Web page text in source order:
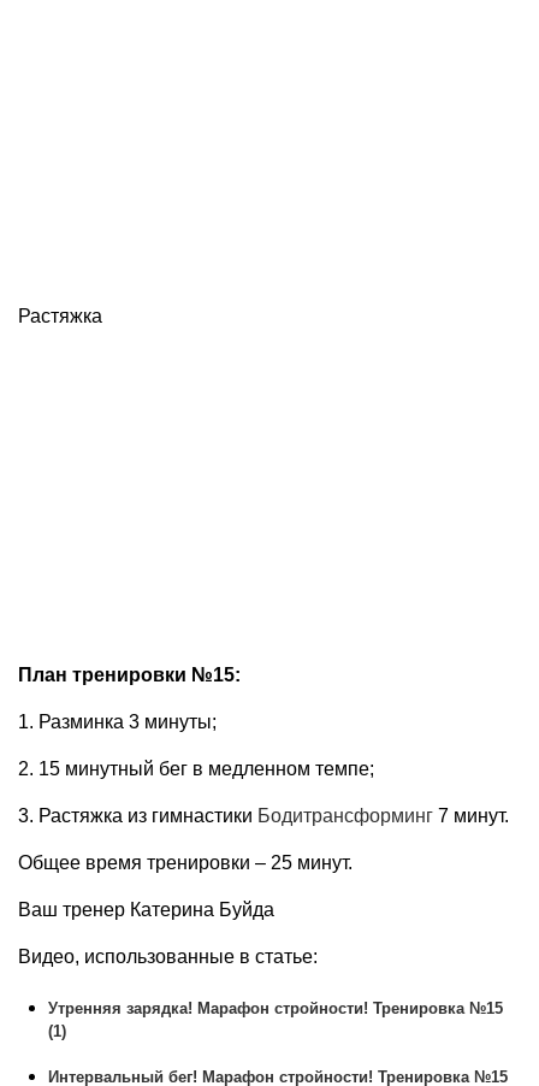
Растяжка
План тренировки №15:
1. Разминка 3 минуты;
2. 15 минутный бег в медленном темпе;
3. Растяжка из гимнастики Бодитрансформинг 7 минут.
Общее время тренировки – 25 минут.
Ваш тренер Катерина Буйда
Видео, использованные в статье:
Утренняя зарядка! Марафон стройности! Тренировка №15
(1)
Интервальный бег! Марафон стройности! Тренировка №15